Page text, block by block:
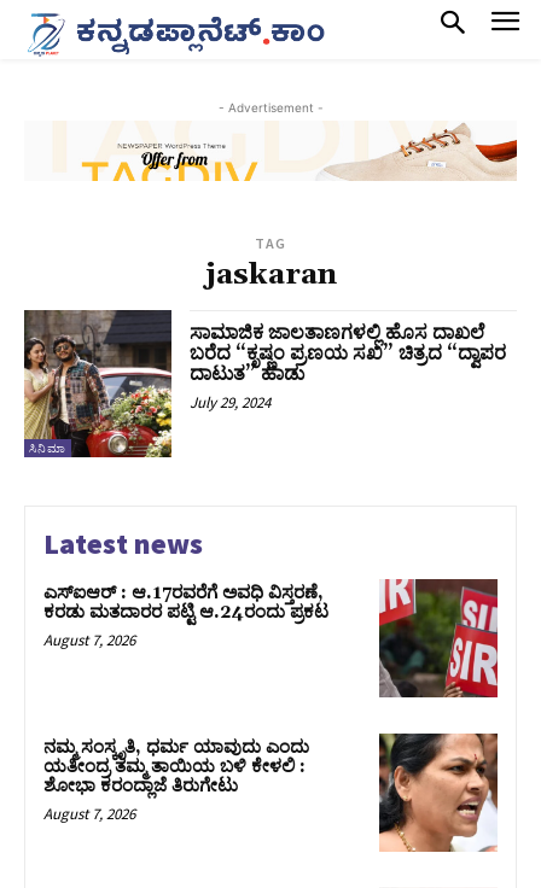
- Advertisement -
TAG
jaskaran
ಸಿನಿಮಾ
ಸಾಮಾಜಿಕ ಜಾಲತಾಣಗಳಲ್ಲಿ ಹೊಸ ದಾಖಲೆ
ಬರೆದ “ಕೃಷ್ಣಂ ಪ್ರಣಯ ಸಖಿ” ಚಿತ್ರದ “ದ್ವಾಪರ
ದಾಟುತ” ಹಾಡು
July 29, 2024
Latest news
ಎಸ್‌ಐಆರ್‌ : ಆ.17ರವರೆಗೆ ಅವಧಿ ವಿಸ್ತರಣೆ,
ಕರಡು ಮತದಾರರ ಪಟ್ಟಿ ಆ.24ರಂದು ಪ್ರಕಟ
August 7, 2026
ನಮ್ಮ ಸಂಸ್ಕೃತಿ, ಧರ್ಮ ಯಾವುದು ಎಂದು
ಯತೀಂದ್ರ ತಮ್ಮ ತಾಯಿಯ ಬಳಿ ಕೇಳಲಿ :
ಶೋಭಾ ಕರಂದ್ಲಾಜೆ ತಿರುಗೇಟು
August 7, 2026